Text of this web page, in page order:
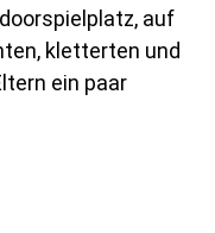
auf
kletterten und
ein paar